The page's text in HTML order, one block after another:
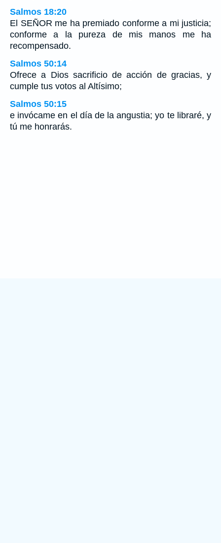
Salmos 18:20
El SEÑOR me ha premiado conforme a mi justicia;
conforme a la pureza de mis manos me ha
recompensado.
Salmos 50:14
Ofrece a Dios sacrificio de acción de gracias, y
cumple tus votos al Altísimo;
Salmos 50:15
e invócame en el día de la angustia; yo te libraré, y
tú me honrarás.